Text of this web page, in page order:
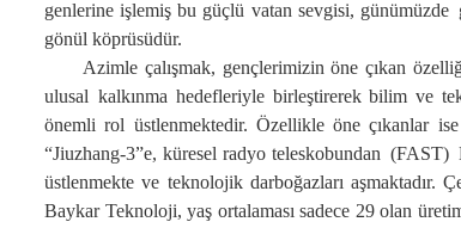
genlerineişlemiş bu güçlü vatan sevgisi, günümüzde
gönül köprüsüdür.
Azimle çalışmak, gençlerimizinöne çıkan
ulusal kalkınma hedefleriyle birleştirerek bilim ve
önemlirol üstlenmektedir. Özellikleöne çıkanlar ise
“Jiuzhang-3”e, küresel radyo teleskobundan (FAST)
üstlenmekte ve teknolojik darboğazları aşmaktadır.
Baykar Teknoloji, yaş ortalaması sadece 29 olan